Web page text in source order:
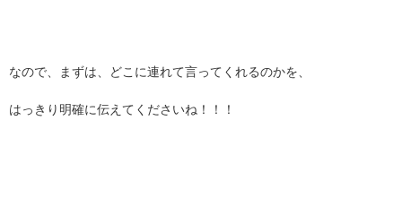
なので、まずは、どこに連れて言ってくれるのかを、
はっきり明確に伝えてくださいね！！！